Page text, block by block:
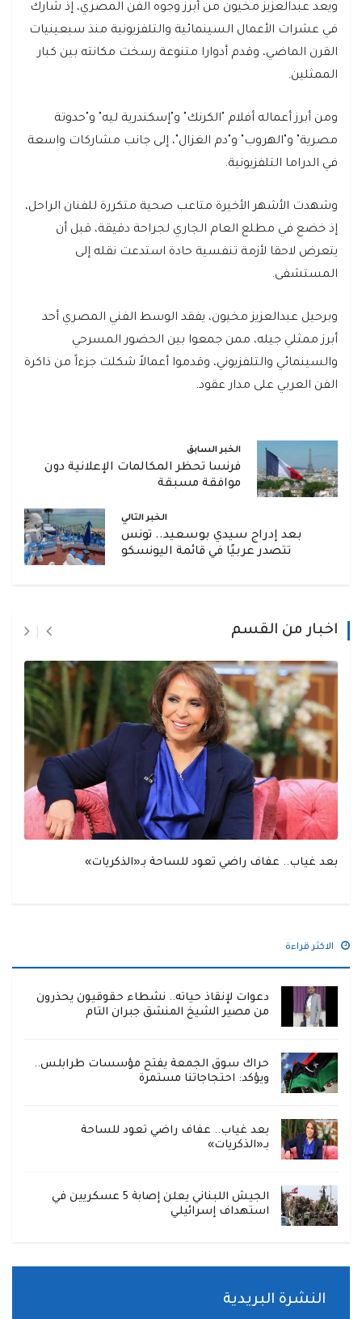
ويعد عبدالعزيز مخيون من أبرز وجوه الفن المصري، إذ شارك
في عشرات الأعمال السينمائية والتلفزيونية منذ سبعينيات
القرن الماضي، وقدم أدوارا متنوعة رسخت مكانته بين كبار
الممثلين.
ومن أبرز أعماله أفلام "الكرنك" و"إسكندرية ليه" و"حدوتة
مصرية" و"الهروب" و"دم الغزال"، إلى جانب مشاركات واسعة
في الدراما التلفزيونية.
وشهدت الأشهر الأخيرة متاعب صحية متكررة للفنان الراحل،
إذ خضع في مطلع العام الجاري لجراحة دقيقة، قبل أن
يتعرض لاحقا لأزمة تنفسية حادة استدعت نقله إلى
المستشفى.
وبرحيل عبدالعزيز مخيون، يفقد الوسط الفني المصري أحد
أبرز ممثلي جيله، ممن جمعوا بين الحضور المسرحي
والسينمائي والتلفزيوني، وقدموا أعمالاً شكلت جزءاً من ذاكرة
الفن العربي على مدار عقود.
الخبر السابق
فرنسا تحظر المكالمات الإعلانية دون
موافقة مسبقة
الخبر التالي
بعد إدراج سيدي بوسعيد.. تونس
تتصدر عربيًا في قائمة اليونسكو
اخبار من القسم
بعد غياب.. عفاف راضي تعود للساحة بـ«الذكريات»
الاكثر قراءة
دعوات لإنقاذ حياته.. نشطاء حقوقيون يحذرون
من مصير الشيخ المنشق جبران التام
حراك سوق الجمعة يفتح مؤسسات طرابلس..
ويؤكد: احتجاجاتنا مستمرة
بعد غياب.. عفاف راضي تعود للساحة
بـ«الذكريات»
الجيش اللبناني يعلن إصابة 5 عسكريين في
استهداف إسرائيلي
النشرة البريدية